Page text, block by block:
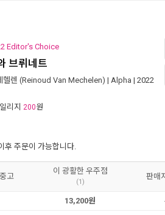
Editor's Choice
브뤼네트
헬렌 (Reinoud Van Mechelen) | Alpha | 2022
리지 200원
후 주문이 가능합니다.
고
이 광활한 우주점
(1)
판매
13,200원